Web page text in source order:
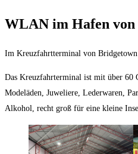
WLAN im Hafen
Im Kreuzfahrtterminal von
Das Kreuzfahrterminal ist mit über 60
Modeläden, Juweliere, Lederwaren,
Alkohol, recht groß für eine kleine